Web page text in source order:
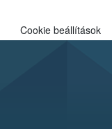
Cookie beállítások